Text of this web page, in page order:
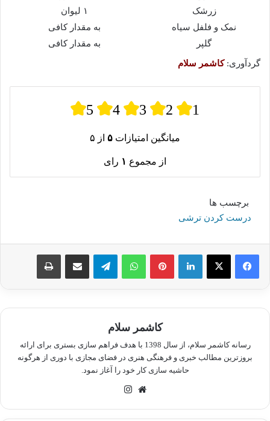
زرشک
۱ لیوان
نمک و فلفل سیاه
به مقدار کافی
گلپر
به مقدار کافی
گردآوری:کاشمر سلام
5 4 3 2 1
میانگین امتیازات ۵ از ۵
از مجموع ۱ رای
برچسب ها
درست کردن ترشی
لینکدین پینترستواتس آپ تلگرام اشتراک گذاری از طریق ایمیل چاپ
کاشمر سلام
رسانه کاشمر سلام، از سال 1398 با هدف فراهم سازی بستری برای ارائه
بروزترین مطالب خبری و فرهنگی هنری در فضای مجازی با دوری از هرگونه
حاشیه سازی کار خود را آغاز نمود.
وبسایت